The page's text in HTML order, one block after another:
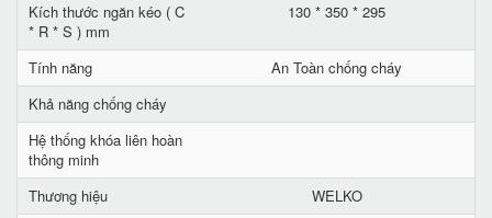
Kích thước ngăn kéo ( C
* R * S ) mm
130 * 350 * 295
Tính năng
An Toàn chống cháy
Khả năng chống cháy
Hệ thống khóa liên hoàn
thông minh
Thương hiệu
WELKO